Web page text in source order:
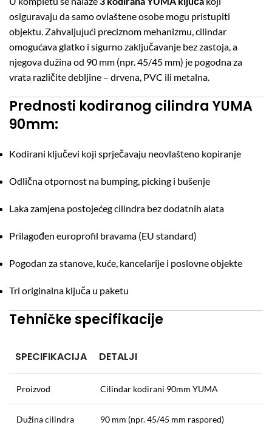
osiguravaju da samo ovlaštene osobe mogu pristupiti
objektu. Zahvaljujući preciznom mehanizmu, cilindar
omogućava glatko i sigurno zaključavanje bez zastoja, a
njegova dužina od 90 mm (npr. 45/45 mm) je pogodna za
vrata različite debljine – drvena, PVC ili metalna.
Prednosti kodiranog cilindra YUMA
90mm:
Kodirani ključevi koji sprječavaju neovlašteno kopiranje
Odlična otpornost na bumping, picking i bušenje
Laka zamjena postojećeg cilindra bez dodatnih alata
Prilagođen europrofil bravama (EU standard)
Pogodan za stanove, kuće, kancelarije i poslovne objekte
Tri originalna ključa u paketu
Tehničke specifikacije
SPECIFIKACIJA DETALJI
Proizvod Cilindar kodirani 90mm YUMA
Dužina cilindra 90 mm (npr. 45/45 mm raspored)